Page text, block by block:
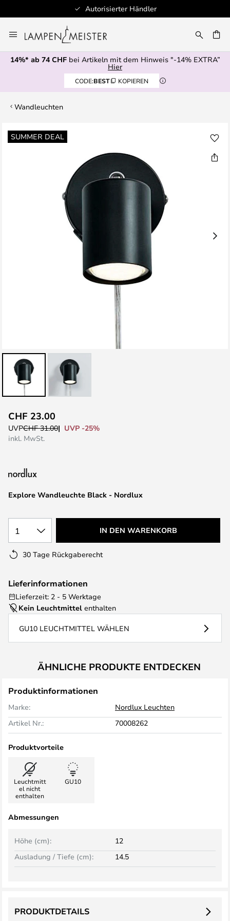
Autorisierter Händler
Inhalt
springen
14%* ab 74 CHFbei Artikeln mit dem Hinweis "-14% EXTRA”
Hier
CODE:BEST KOPIEREN
Wandleuchten
SUMMER DEAL
Zum
Ende
Anfang
der
Explore Wandleuchte Black - Nordlux
CHF 23.00
UVPCHF 31.00
UVP -25%
inkl. MwSt.
1 IN DEN WARENKORB
30 Tage Rückgaberecht
Lieferinformationen
Lieferzeit: 2 - 5 Werktage
Kein Leuchtmittel enthalten
GU10 LEUCHTMITTEL WÄHLEN
ÄHNLICHE PRODUKTE ENTDECKEN
Produktinformationen
Marke:
Nordlux Leuchten
Artikel Nr.:
70008262
Produktvorteile
Leuchtmitt
el nicht
enthalten
GU10
Abmessungen
Höhe (cm):
12
Ausladung / Tiefe (cm):
14.5
PRODUKTDETAILS